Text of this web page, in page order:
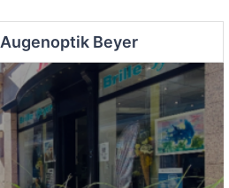
Augenoptik Beyer